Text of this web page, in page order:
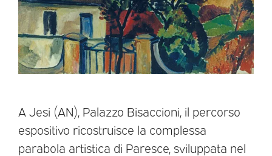
A Jesi (AN), Palazzo Bisaccioni, il percorso
espositivo ricostruisce la complessa
parabola artistica di Paresce, sviluppata nel